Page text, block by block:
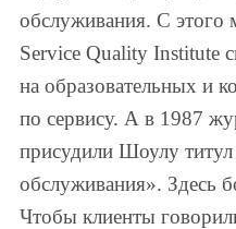
обслуживания. С этого
Service Quality Institute
на образовательных и
по сервису. А в 1987
присудили Шоулу
обслуживания». Здесь
Чтобы клиенты